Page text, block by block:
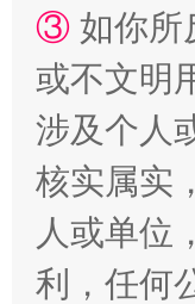
③ 如你所
或不文明
涉及个人
核实属实
人或单位
利，任何